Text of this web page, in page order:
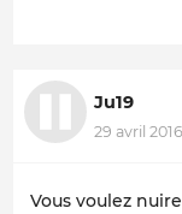
Ju19
29 avril
Vous voulez